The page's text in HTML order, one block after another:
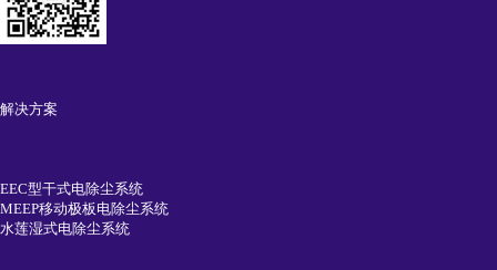
解决方案
EEC型干式电除尘系统
MEEP移动极板电除尘系统
水莲湿式电除尘系统